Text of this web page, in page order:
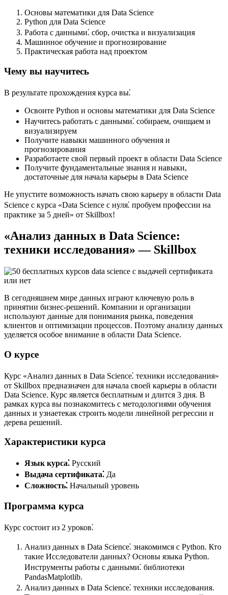
Основы математики для Data Science
Python для Data Science
Работа с данными⁚ сбор, очистка и визуализация
Машинное обучение и прогнозирование
Практическая работа над проектом
Чему вы научитесь
В результате прохождения курса вы⁚
Освоите Python и основы математики для Data Science
Научитесь работать с данными⁚ собираем, очищаем и
визуализируем
Получите навыки машинного обучения и
прогнозирования
Разработаете свой первый проект в области Data Science
Получите фундаментальные знания и навыки,
достаточные для начала карьеры в Data Science
Не упустите возможность начать свою карьеру в области Data
Science с курса «Data Science с нуля⁚ пробуем профессии на
практике за 5 дней» от Skillbox!​
«Анализ данных в Data Science:
техники исследования» — Skillbox
В сегодняшнем мире данных играют ключевую роль в
принятии бизнес-решений.​ Компании и организации
используют данные для понимания рынка, поведения
клиентов и оптимизации процессов.​ Поэтому анализу данных
уделяется особое внимание в области Data Science.​
О курсе
Курс «Анализ данных в Data Science⁚ техники исследования»
от Skillbox предназначен для начала своей карьеры в области
Data Science.​ Курс является бесплатным и длится 3 дня.​ В
рамках курса вы познакомитесь с методологиями обучения
данных и узнаетекак строить модели линейной регрессии и
дерева решений.​
Характеристики курса
Язык курса⁚ Русский
Выдача сертификата⁚ Да
Сложность⁚ Начальный уровень
Программа курса
Курс состоит из 2 уроков⁚
Анализ данных в Data Science⁚ знакомимся с Python.​ Кто
такие Исследователи данных?​ Основы языка Python.
Инструменты работы с данными⁚ библиотеки
PandasMatplotlib.​
Анализ данных в Data Science⁚ техники исследования.